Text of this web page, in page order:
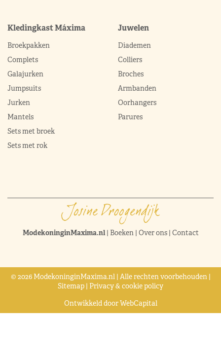
Kledingkast Máxima
Broekpakken
Complets
Galajurken
Jumpsuits
Jurken
Mantels
Sets met broek
Sets met rok
Juwelen
Diademen
Colliers
Broches
Armbanden
Oorhangers
Parures
ModekoninginMaxima.nl| Boeken| Over ons| Contact
© 2026 ModekoninginMaxima.nl | Alle rechten voorbehouden |
Sitemap | Privacy & cookie policy
Ontwikkeld doorWebCapital